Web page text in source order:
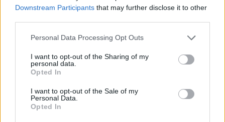
Downstream Participants that may further disclose it to other
Please note that this website/app uses one or more Google
not limited to your visit or usage behaviour. You may click to
grant or deny consent to Google and its third-party tags to
use your data for below specified purposes in below Google
consent section.
Personal Data Processing Opt Outs
I want to opt-out of the Sharing of my
personal data.
Opted In
I want to opt-out of the Sale of my
Personal Data.
Opted In
Hatalmas lángok csaptak fel Szolnokon
Nem indult nyugodtan a szerda reggel Szolnokon, ugyanis
Kék hírek